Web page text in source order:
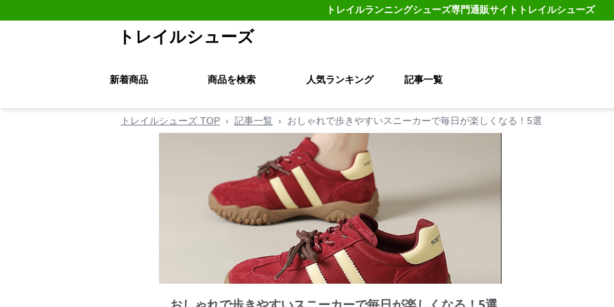
トレイルランニングシューズ専門通販サイト トレイルシューズ
トレイルシューズ
新着商品 商品を検索 人気ランキング 記事一覧
トレイルシューズ TOP › 記事一覧 › おしゃれで歩きやすいスニーカーで毎日が楽しくなる！5選